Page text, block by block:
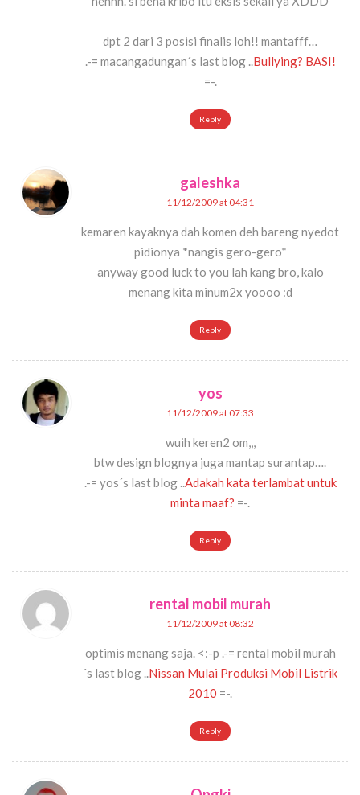
dpt 2 dari 3 posisi finalis loh!! mantafff…
.-= macangadungan´s last blog .. Bullying? BASI!
=-.
Reply
galeshka
11/12/2009 at 04:31
kemaren kayaknya dah komen deh bareng nyedot
pidionya *nangis gero-gero*
anyway good luck to you lah kang bro, kalo
menang kita minum2x yoooo :d
Reply
yos
11/12/2009 at 07:33
wuih keren2 om,,,
btw design blognya juga mantap surantap….
.-= yos´s last blog .. Adakah kata terlambat untuk
minta maaf? =-.
Reply
rental mobil murah
11/12/2009 at 08:32
optimis menang saja. <:-p .-= rental mobil murah
´s last blog .. Nissan Mulai Produksi Mobil Listrik
2010 =-.
Reply